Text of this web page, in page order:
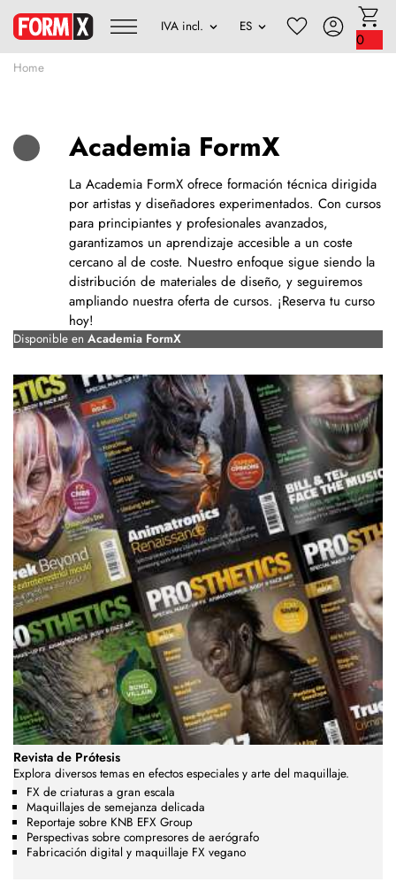
0
Home
Academia FormX
La Academia FormX ofrece formación técnica dirigida
por artistas y diseñadores experimentados. Con cursos
para principiantes y profesionales avanzados,
garantizamos un aprendizaje accesible a un coste
cercano al de coste. Nuestro enfoque sigue siendo la
distribución de materiales de diseño, y seguiremos
ampliando nuestra oferta de cursos. ¡Reserva tu curso
hoy!
Disponible en Academia FormX
Revista de Prótesis
Explora diversos temas en efectos especiales y arte del maquillaje.
FX de criaturas a gran escala
Maquillajes de semejanza delicada
Reportaje sobre KNB EFX Group
Perspectivas sobre compresores de aerógrafo
Fabricación digital y maquillaje FX vegano